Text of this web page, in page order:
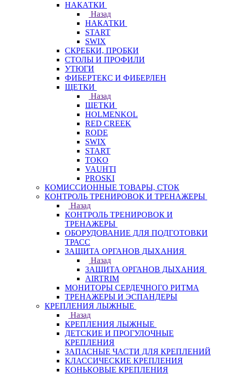
НАКАТКИ
Назад
НАКАТКИ
START
SWIX
СКРЕБКИ, ПРОБКИ
СТОЛЫ И ПРОФИЛИ
УТЮГИ
ФИБЕРТЕКС И ФИБЕРЛЕН
ЩЕТКИ
Назад
ЩЕТКИ
HOLMENKOL
RED CREEK
RODE
SWIX
START
TOKO
VAUHTI
PROSKI
КОМИССИОННЫЕ ТОВАРЫ, СТОК
КОНТРОЛЬ ТРЕНИРОВОК И ТРЕНАЖЕРЫ
Назад
КОНТРОЛЬ ТРЕНИРОВОК И
ТРЕНАЖЕРЫ
ОБОРУДОВАНИЕ ДЛЯ ПОДГОТОВКИ
ТРАСС
ЗАЩИТА ОРГАНОВ ДЫХАНИЯ
Назад
ЗАЩИТА ОРГАНОВ ДЫХАНИЯ
AIRTRIM
МОНИТОРЫ СЕРДЕЧНОГО РИТМА
ТРЕНАЖЕРЫ И ЭСПАНДЕРЫ
КРЕПЛЕНИЯ ЛЫЖНЫЕ
Назад
КРЕПЛЕНИЯ ЛЫЖНЫЕ
ДЕТСКИЕ И ПРОГУЛОЧНЫЕ
КРЕПЛЕНИЯ
ЗАПАСНЫЕ ЧАСТИ ДЛЯ КРЕПЛЕНИЙ
КЛАССИЧЕСКИЕ КРЕПЛЕНИЯ
КОНЬКОВЫЕ КРЕПЛЕНИЯ